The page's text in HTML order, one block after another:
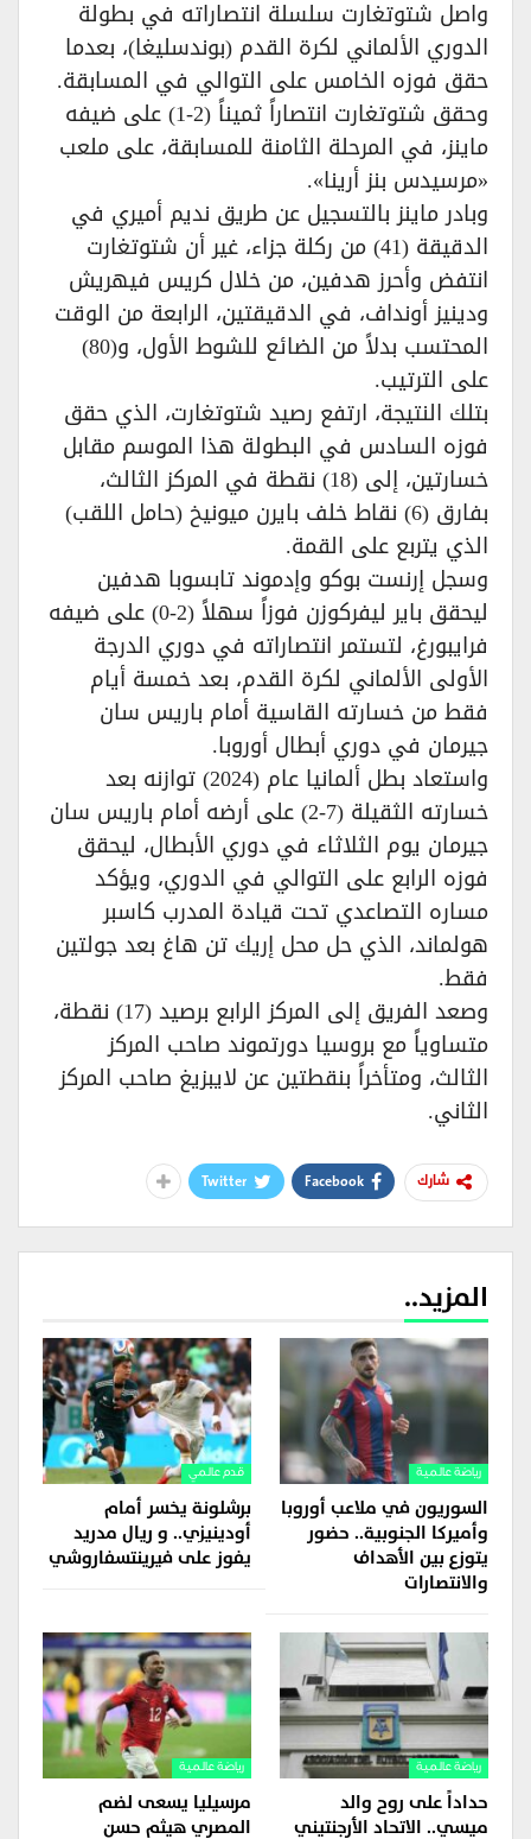
واصل شتوتغارت سلسلة انتصاراته في بطولة
الدوري الألماني لكرة القدم (بوندسليغا)، بعدما
حقق فوزه الخامس على التوالي في المسابقة.
وحقق شتوتغارت انتصاراً ثميناً (2-1) على ضيفه
ماينز، في المرحلة الثامنة للمسابقة، على ملعب
«مرسيدس بنز أرينا».
وبادر ماينز بالتسجيل عن طريق نديم أميري في
الدقيقة (41) من ركلة جزاء، غير أن شتوتغارت
انتفض وأحرز هدفين، من خلال كريس فيهريش
ودينيز أونداف، في الدقيقتين، الرابعة من الوقت
المحتسب بدلاً من الضائع للشوط الأول، و(80)
على الترتيب.
بتلك النتيجة، ارتفع رصيد شتوتغارت، الذي حقق
فوزه السادس في البطولة هذا الموسم مقابل
خسارتين، إلى (18) نقطة في المركز الثالث،
بفارق (6) نقاط خلف بايرن ميونيخ (حامل اللقب)
الذي يتربع على القمة.
وسجل إرنست بوكو وإدموند تابسوبا هدفين
ليحقق باير ليفركوزن فوزاً سهلاً (2-0) على ضيفه
فرايبورغ، لتستمر انتصاراته في دوري الدرجة
الأولى الألماني لكرة القدم، بعد خمسة أيام
فقط من خسارته القاسية أمام باريس سان
جيرمان في دوري أبطال أوروبا.
واستعاد بطل ألمانيا عام (2024) توازنه بعد
خسارته الثقيلة (7-2) على أرضه أمام باريس سان
جيرمان يوم الثلاثاء في دوري الأبطال، ليحقق
فوزه الرابع على التوالي في الدوري، ويؤكد
مساره التصاعدي تحت قيادة المدرب كاسبر
هولماند، الذي حل محل إريك تن هاغ بعد جولتين
فقط.
وصعد الفريق إلى المركز الرابع برصيد (17) نقطة،
متساوياً مع بروسيا دورتموند صاحب المركز
الثالث، ومتأخراً بنقطتين عن لايبزيغ صاحب المركز
الثاني.
شارك Facebook
Twitter
المزيد..
رياضة عالمية
السوريون في ملاعب أوروبا
وأميركا الجنوبية.. حضور
يتوزع بين الأهداف
والانتصارات
قدم عالمي
برشلونة يخسر أمام
أودينيزي.. و ريال مدريد
يفوز على فيرينتسفاروشي
رياضة عالمية
حداداً على روح والد
ميسي.. الاتحاد الأرجنتيني
رياضة عالمية
مرسيليا يسعى لضم
المصري هيثم حسن